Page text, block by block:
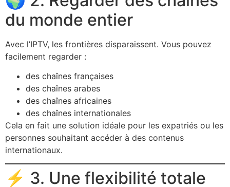
du monde entier
Avec l’IPTV, les frontières disparaissent. Vous pouvez
facilement regarder :
des chaînes françaises
des chaînes arabes
des chaînes africaines
des chaînes internationales
Cela en fait une solution idéale pour les expatriés ou les
personnes souhaitant accéder à des contenus
internationaux.
⚡ 3. Une flexibilité totale